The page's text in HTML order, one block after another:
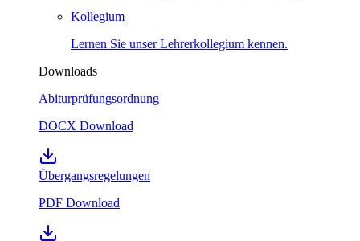
Kollegium
Lernen Sie unser Lehrerkollegium kennen.
Downloads
Abiturprüfungsordnung
DOCX Download
Übergangsregelungen
PDF Download